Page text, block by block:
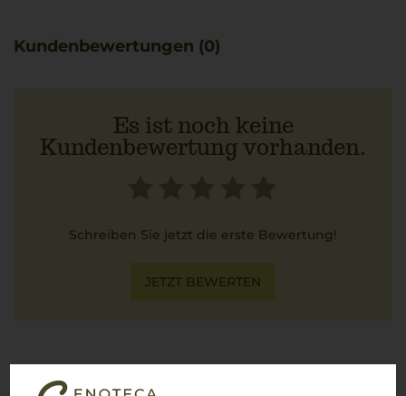
Kundenbewertungen (0)
Es ist noch keine
Kundenbewertung vorhanden.
Schreiben Sie jetzt die erste Bewertung!
JETZT BEWERTEN
Über die Region